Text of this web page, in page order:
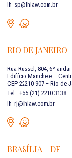
lh_sp@lhlaw.com.br
RIO DE JANEIRO
Rua Russel, 804, 6º andar
Edifício Manchete –
CEP 22210-907 – Rio de
Tel.: +55 (21) 2210 3138
lh_rj@lhlaw.com.br
BRASÍLIA – DF